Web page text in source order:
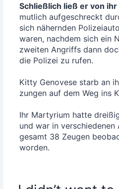
Schließ­lich ließ er von
mut­lich auf­ge­schreckt
sich nähern­den
waren, nach­dem sich ein
zwei­ten Angriffs dann
die Poli­zei zu rufen.
Kit­ty Geno­ve­se starb an
zun­gen auf dem Weg ins
Ihr Mar­ty­ri­um hat­te
und war in
ge­samt 38 Zeu­gen
worden.